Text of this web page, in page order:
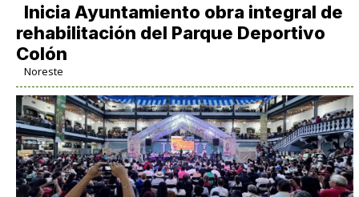
Inicia Ayuntamiento obra integral de
rehabilitación del Parque Deportivo
Colón
Noreste